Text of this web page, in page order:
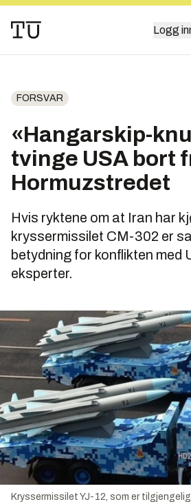
Logg
FORSVAR
«Hangarskip-
tvinge USA bort
Hormuzstredet
Hvis ryktene om at Iran har
kryssermissilet CM-302 er
betydning for konflikten med
eksperter.
Kryssermissilet YJ-12, som er